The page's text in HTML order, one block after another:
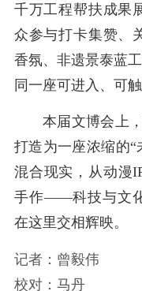
千万工程帮扶成果
众参与打卡集赞、
香氛、非遗景泰蓝
同一座可进入、可
本届文博会上
打造为一座浓缩的
混合现实，从动漫
手作——科技与文
在这里交相辉映。
记者：曾毅伟
校对：马丹